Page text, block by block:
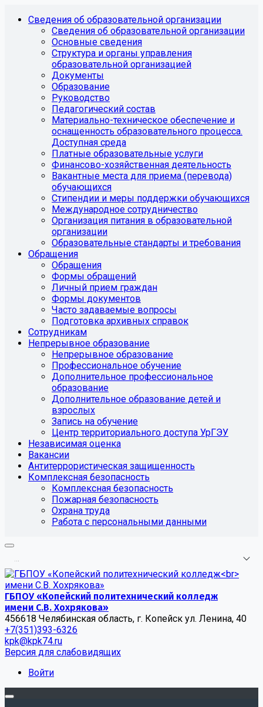
Сведения об образовательной организации
Сведения об образовательной организации
Основные сведения
Структура и органы управления
образовательной организацией
Документы
Образование
Руководство
Педагогический состав
Материально-техническое обеспечение и
оснащенность образовательного процесса.
Доступная среда
Платные образовательные услуги
Финансово-хозяйственная деятельность
Вакантные места для приема (перевода)
обучающихся
Стипендии и меры поддержки обучающихся
Международное сотрудничество
Организация питания в образовательной
организации
Образовательные стандарты и требования
Обращения
Обращения
Формы обращений
Личный прием граждан
Формы документов
Часто задаваемые вопросы
Подготовка архивных справок
Сотрудникам
Непрерывное образование
Непрерывное образование
Профессиональное обучение
Дополнительное профессиональное
образование
Дополнительное образование детей и
взрослых
Запись на обучение
Центр территориального доступа УрГЭУ
Независимая оценка
Вакансии
Антитеррористическая защищенность
Комплексная безопасность
Комплексная безопасность
Пожарная безопасность
Охрана труда
Работа с персональными данными
...
ГБПОУ «Копейский политехнический колледж
имени С.В. Хохрякова»
456618 Челябинская область, г. Копейск ул. Ленина, 40
+7(351)393-6326
kpk@kpk74.ru
Версия для слабовидящих
Войти